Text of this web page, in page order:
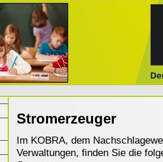
Stromerzeuger
Im KOBRA, dem
Verwaltungen, finden Sie die